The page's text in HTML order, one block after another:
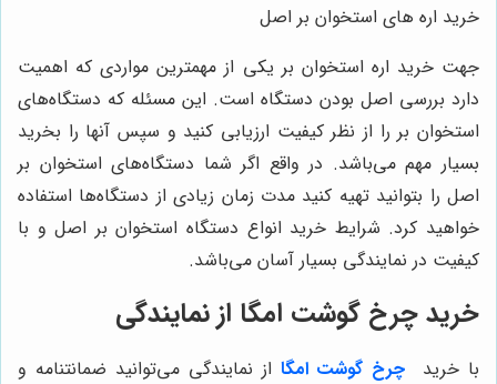
خرید اره های استخوان بر اصل
جهت خرید اره استخوان بر یکی از مهمترین مواردی که اهمیت
دارد بررسی اصل بودن دستگاه است. این مسئله که دستگاه‌های
استخوان بر را از نظر کیفیت ارزیابی کنید و سپس آنها را بخرید
بسیار مهم می‌باشد. در واقع اگر شما دستگاه‌های استخوان بر
اصل را بتوانید تهیه کنید مدت زمان زیادی از دستگاه‌ها استفاده
خواهید کرد. شرایط خرید انواع دستگاه استخوان بر اصل و با
کیفیت در نمایندگی بسیار آسان می‌باشد.
خرید چرخ گوشت امگا از نمایندگی
با خرید چرخ گوشت امگا از نمایندگی می‌توانید ضمانتنامه و